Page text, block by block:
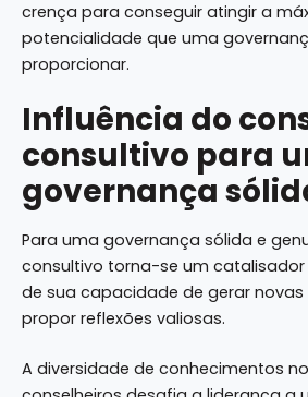
crença para conseguir atingir a
potencialidade que uma
proporcionar.
Influência do
consultivo para
governança
Para uma governança sólida e
consultivo torna-se um catalisador
de sua capacidade de gerar
propor reflexões valiosas.
A diversidade de conhecimentos